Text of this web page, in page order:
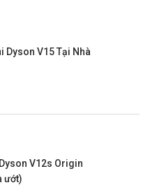
Dyson V15 Tại Nhà
V12s Origin
ướt)